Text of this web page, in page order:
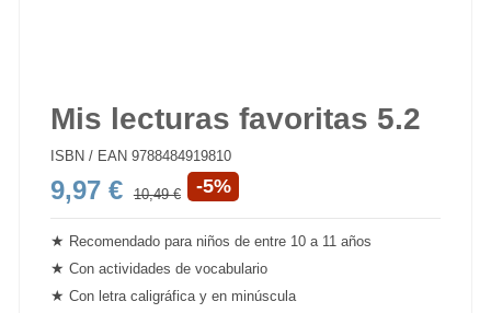
Mis lecturas favoritas 5.2
ISBN / EAN 9788484919810
9,97 € 10,49 € -5%
★ Recomendadopara niños de entre 10 a 11 años
★ Con actividades de vocabulario
★ Con letra caligráfica y en minúscula